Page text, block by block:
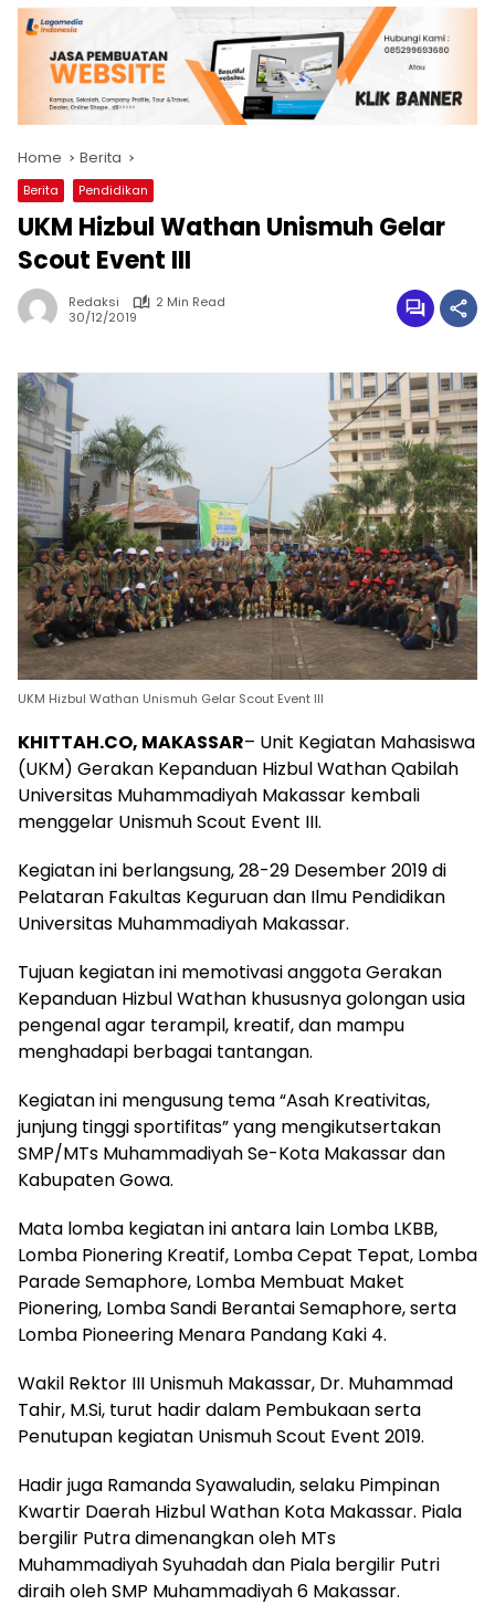
Home Berita
Berita Pendidikan
UKM Hizbul Wathan Unismuh Gelar
Scout Event III
Redaksi
2 Min Read
30/12/2019
UKM Hizbul Wathan Unismuh Gelar Scout Event III
KHITTAH.CO, MAKASSAR– Unit Kegiatan Mahasiswa
(UKM) Gerakan Kepanduan Hizbul Wathan Qabilah
Universitas Muhammadiyah Makassar kembali
menggelar Unismuh Scout Event III.
Kegiatan ini berlangsung, 28-29 Desember 2019 di
Pelataran Fakultas Keguruan dan Ilmu Pendidikan
Universitas Muhammadiyah Makassar.
Tujuan kegiatan ini memotivasi anggota Gerakan
Kepanduan Hizbul Wathan khususnya golongan usia
pengenal agar terampil, kreatif, dan mampu
menghadapi berbagai tantangan.
Kegiatan ini mengusung tema “Asah Kreativitas,
junjung tinggi sportifitas” yang mengikutsertakan
SMP/MTs Muhammadiyah Se-Kota Makassar dan
Kabupaten Gowa.
Mata lomba kegiatan ini antara lain Lomba LKBB,
Lomba Pionering Kreatif, Lomba Cepat Tepat, Lomba
Parade Semaphore, Lomba Membuat Maket
Pionering, Lomba Sandi Berantai Semaphore, serta
Lomba Pioneering Menara Pandang Kaki 4.
Wakil Rektor III Unismuh Makassar, Dr. Muhammad
Tahir, M.Si, turut hadir dalam Pembukaan serta
Penutupan kegiatan Unismuh Scout Event 2019.
Hadir juga Ramanda Syawaludin, selaku Pimpinan
Kwartir Daerah Hizbul Wathan Kota Makassar. Piala
bergilir Putra dimenangkan oleh MTs
Muhammadiyah Syuhadah dan Piala bergilir Putri
diraih oleh SMP Muhammadiyah 6 Makassar.